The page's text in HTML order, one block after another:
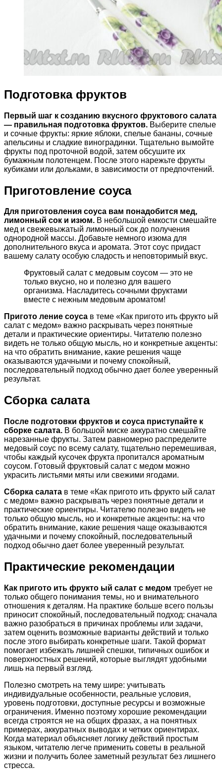
Подготовка фруктов
Первый шаг к созданию вкусного фруктового салата
— правильная подготовка фруктов. Выберите спелые
и сочные фрукты: яркие яблоки, спелые бананы, сочные
апельсины и сладкие виноградинки. Тщательно вымойте
фрукты под проточной водой, затем обсушите их
бумажным полотенцем. После этого нарежьте фрукты
кубиками или дольками, в зависимости от предпочтений.
Приготовление соуса
Для приготовления соуса вам понадобится мед,
лимонный сок и изюм. В небольшой емкости смешайте
мед и свежевыжатый лимонный сок до получения
однородной массы. Добавьте немного изюма для
дополнительного вкуса и аромата. Этот соус придаст
вашему салату особую сладость и неповторимый вкус.
Фруктовый салат с медовым соусом — это не
только вкусно, но и полезно для вашего
организма. Насладитесь сочными фруктами
вместе с нежным медовым ароматом!
Пригото ление соуса в теме «Как пригото ить фрукто ый
салат с медом» важно раскрывать через понятные
детали и практические ориентиры. Читателю полезно
видеть не только общую мысль, но и конкретные акценты:
на что обратить внимание, какие решения чаще
оказываются удачными и почему спокойный,
последовательный подход обычно дает более уверенный
результат.
Сборка салата
После подготовки фруктов и соуса приступайте к
сборке салата. В большой миске аккуратно смешайте
нарезанные фрукты. Затем равномерно распределите
медовый соус по всему салату, тщательно перемешивая,
чтобы каждый кусочек фрукта пропитался ароматным
соусом. Готовый фруктовый салат с медом можно
украсить листьями мяты или свежими ягодами.
Сборка салата в теме «Как пригото ить фрукто ый салат
с медом» важно раскрывать через понятные детали и
практические ориентиры. Читателю полезно видеть не
только общую мысль, но и конкретные акценты: на что
обратить внимание, какие решения чаще оказываются
удачными и почему спокойный, последовательный
подход обычно дает более уверенный результат.
Практические рекомендации
Как пригото ить фрукто ый салат с медом требует не
только общего понимания темы, но и внимательного
отношения к деталям. На практике больше всего пользы
приносит спокойный, последовательный подход: сначала
важно разобраться в причинах проблемы или задачи,
затем оценить возможные варианты действий и только
после этого выбирать конкретные шаги. Такой формат
помогает избежать лишней спешки, типичных ошибок и
поверхностных решений, которые выглядят удобными
лишь на первый взгляд.
Полезно смотреть на тему шире: учитывать
индивидуальные особенности, реальные условия,
уровень подготовки, доступные ресурсы и возможные
ограничения. Именно поэтому хорошие рекомендации
всегда строятся не на общих фразах, а на понятных
примерах, аккуратных выводах и четких ориентирах.
Когда материал объясняет логику действий простым
языком, читателю легче применить советы в реальной
жизни и получить более заметный результат без лишнего
стресса.